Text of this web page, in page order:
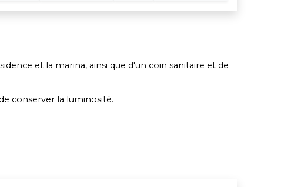
et la marina, ainsi que d'un coin sanitaire et de
conserver la luminosité.